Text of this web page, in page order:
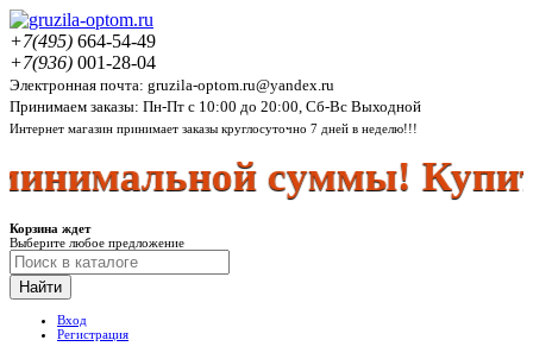
+7(495) 664-54-49
+7(936) 001-28-04
Электронная почта: gruzila-optom.ru@yandex.ru
Принимаем заказы: Пн-Пт с 10:00 до 20:00, Сб-Вс Выходной
Интернет магазин принимает заказы круглосуточно 7 дней в неделю!!!
суммы!
Корзина ждет
Выберите любое предложение
Найти
Вход
Регистрация